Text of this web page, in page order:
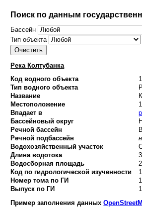
Поиск по данным
Бассейн
Тип объекта
Река Колтубанка
Код водного объекта
Тип водного объекта
Название
Местоположение
Впадает в
Бассейновый округ
Речной бассейн
Речной подбассейн
Водохозяйственный участок
Длина водотока
Водосборная площадь
Код по гидрологической изученности
Номер тома по ГИ
Выпуск по ГИ
1
Пример заполнения данных